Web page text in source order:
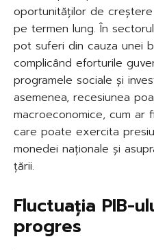
oportunităților de
pe termen lung. În
pot suferi din cauza unei
complicând eforturile
programele sociale și
asemenea, recesiunea
macroeconomice, cum
care poate exercita
monedei naționale și
țării.
Fluctuația PIB-
progres